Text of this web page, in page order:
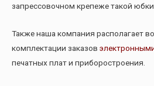
запрессовочном крепеже такой юбки
Также наша компания располагает
комплектации заказов
печатных плат и приборостроения.